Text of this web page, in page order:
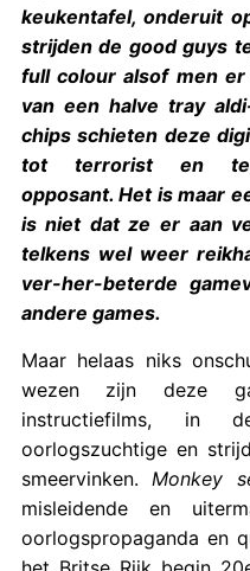
keukentafel, onderuit
strijden de good guys
full colour alsof men
van een halve tray
chips schieten deze
tot terrorist en
opposant. Het is maar
is niet dat ze er aan
telkens wel weer
ver-her-beterde
andere games.
Maar helaas niks
wezen zijn deze
instructiefilms, in
oorlogszuchtige en
smeervinken. Monkey
misleidende en
oorlogspropaganda en